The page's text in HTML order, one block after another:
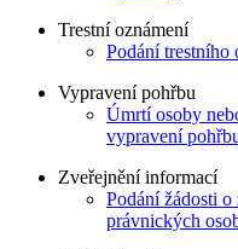
Trestní oznámení
Podání trestního
Vypravení pohřbu
Úmrtí osoby
vypravení
Zveřejnění informací
Podání žádosti
právnických